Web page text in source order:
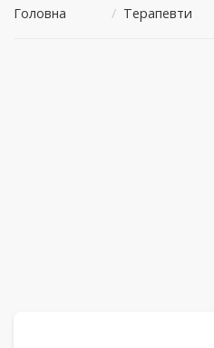
Головна / Терапевти